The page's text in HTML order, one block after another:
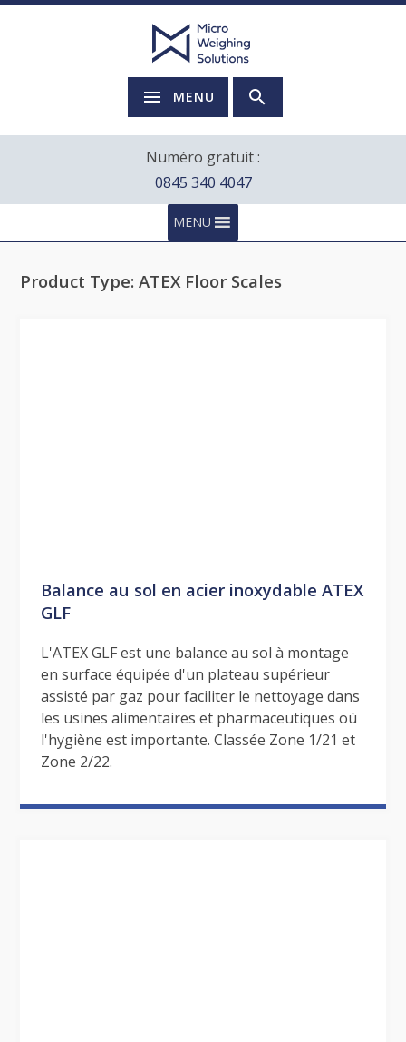
MENU
Numéro gratuit :
0845 340 4047
MENU
Product Type: ATEX Floor Scales
Balance au sol en acier inoxydable ATEX
GLF
L'ATEX GLF est une balance au sol à montage
en surface équipée d'un plateau supérieur
assisté par gaz pour faciliter le nettoyage dans
les usines alimentaires et pharmaceutiques où
l'hygiène est importante. Classée Zone 1/21 et
Zone 2/22.